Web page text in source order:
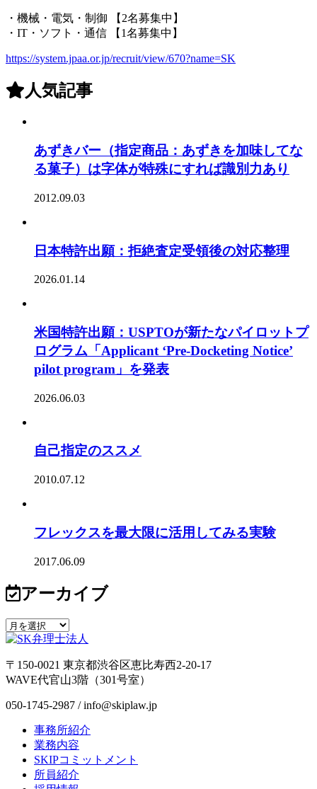
・機械・電気・制御 【2名募集中】
・IT・ソフト・通信 【1名募集中】
https://system.jpaa.or.jp/recruit/view/670?name=SK
人気記事
あずきバー（指定商品：あずきを加味してな
る菓子）は字体が特殊にすれば識別力あり
2012.09.03
日本特許出願：拒絶査定受領後の対応整理
2026.01.14
米国特許出願：USPTOが新たなパイロットプ
ログラム「Applicant ‘Pre-Docketing Notice’
pilot program」を発表
2026.06.03
自己指定のススメ
2010.07.12
フレックスを最大限に活用してみる実験
2017.06.09
アーカイブ
〒150-0021 東京都渋谷区恵比寿西2-20-17
WAVE代官山3階（301号室）
050-1745-2987 / info@skiplaw.jp
事務所紹介
業務内容
SKIPコミットメント
所員紹介